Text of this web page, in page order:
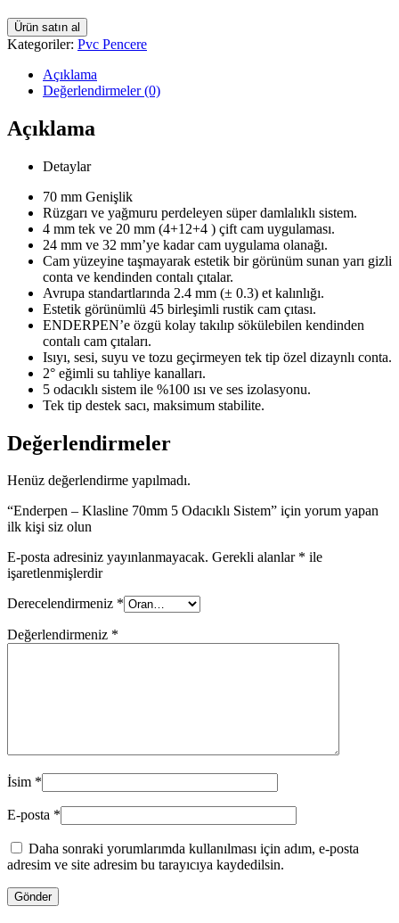
Ürün satın al
Kategoriler: Pvc Pencere
Açıklama
Değerlendirmeler (0)
Açıklama
Detaylar
70 mm Genişlik
Rüzgarı ve yağmuru perdeleyen süper damlalıklı sistem.
4 mm tek ve 20 mm (4+12+4 ) çift cam uygulaması.
24 mm ve 32 mm’ye kadar cam uygulama olanağı.
Cam yüzeyine taşmayarak estetik bir görünüm sunan yarı gizli
conta ve kendinden contalı çıtalar.
Avrupa standartlarında 2.4 mm (± 0.3) et kalınlığı.
Estetik görünümlü 45 birleşimli rustik cam çıtası.
ENDERPEN’e özgü kolay takılıp sökülebilen kendinden
contalı cam çıtaları.
Isıyı, sesi, suyu ve tozu geçirmeyen tek tip özel dizaynlı conta.
2° eğimli su tahliye kanalları.
5 odacıklı sistem ile %100 ısı ve ses izolasyonu.
Tek tip destek sacı, maksimum stabilite.
Değerlendirmeler
Henüz değerlendirme yapılmadı.
“Enderpen – Klasline 70mm 5 Odacıklı Sistem” için yorum yapan
ilk kişi siz olun
E-posta adresiniz yayınlanmayacak. Gerekli alanlar * ile
işaretlenmişlerdir
Derecelendirmeniz *
Değerlendirmeniz *
İsim *
E-posta *
Daha sonraki yorumlarımda kullanılması için adım, e-posta
adresim ve site adresim bu tarayıcıya kaydedilsin.